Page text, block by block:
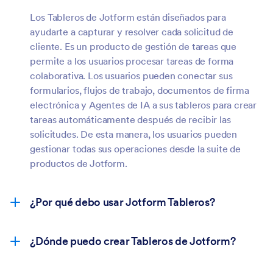
Los Tableros de Jotform están diseñados para
ayudarte a capturar y resolver cada solicitud de
cliente. Es un producto de gestión de tareas que
permite a los usuarios procesar tareas de forma
colaborativa. Los usuarios pueden conectar sus
formularios, flujos de trabajo, documentos de firma
electrónica y Agentes de IA a sus tableros para crear
tareas automáticamente después de recibir las
solicitudes. De esta manera, los usuarios pueden
gestionar todas sus operaciones desde la suite de
productos de Jotform.
¿Por qué debo usar Jotform Tableros?
¿Dónde puedo crear Tableros de Jotform?